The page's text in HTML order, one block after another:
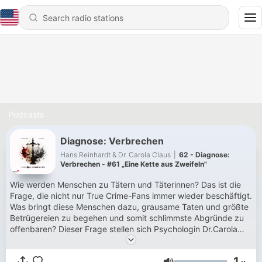
Podcasts
Diagnose: Verbrechen
Hans Reinhardt & Dr. Carola Claus
62 - Diagnose:
Verbrechen - #61 „Eine Kette aus Zweifeln"
Wie werden Menschen zu Tätern und Täterinnen? Das ist die
Frage, die nicht nur True Crime-Fans immer wieder beschäftigt.
Was bringt diese Menschen dazu, grausame Taten und größte
Betrügereien zu begehen und somit schlimmste Abgründe zu
offenbaren? Dieser Frage stellen sich Psychologin Dr.Carola
Claus und Strafverteidiger Hans Reinhardt in DIAGNOSE:
VERBRECHEN - ein Podcast, der True Crime und